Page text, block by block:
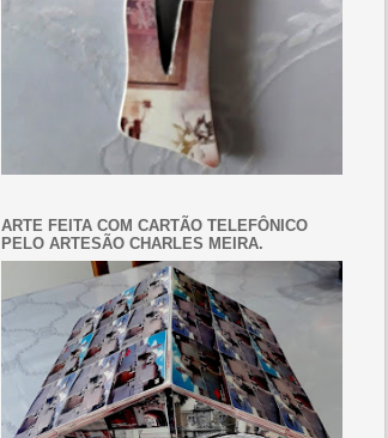
ARTE FEITA COM CARTÃO TELEFÔNICO
PELO ARTESÃO CHARLES MEIRA.